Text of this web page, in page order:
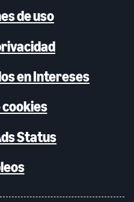
de uso
en Intereses
cookies
Status